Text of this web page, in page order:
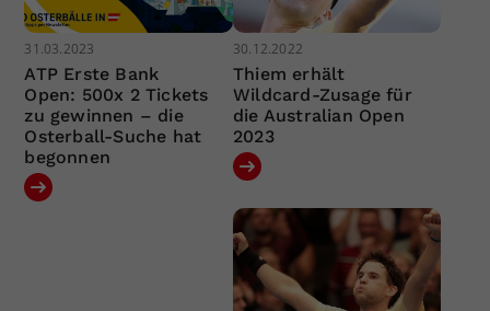
31.03.2023
ATP Erste Bank
Open: 500x 2 Tickets
zu gewinnen – die
Osterball-Suche hat
begonnen
30.12.2022
Thiem erhält
Wildcard-Zusage für
die Australian Open
2023